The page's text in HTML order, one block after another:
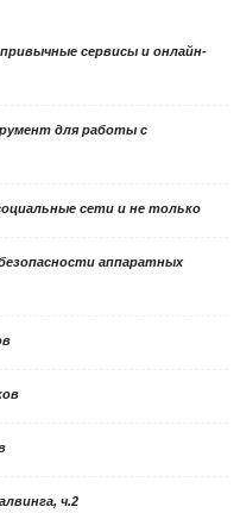
сервисы и онлайн-
для работы с
сети и не только
аппаратных
ч.2